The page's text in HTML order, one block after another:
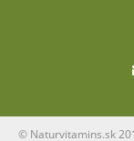
© Naturvitamins.sk